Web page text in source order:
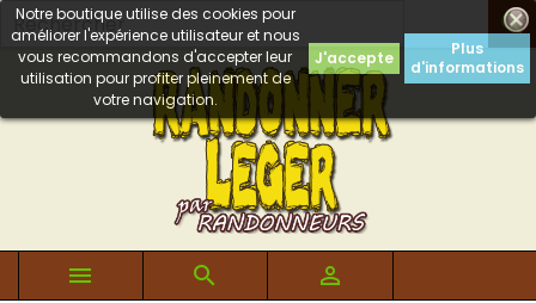

Notre boutique utilise des cookies pour
améliorer l'expérience utilisateur et nous
vous recommandons d'accepter leur
utilisation pour profiter pleinement de
votre navigation.
J'accepte
Plus
d'informations
  